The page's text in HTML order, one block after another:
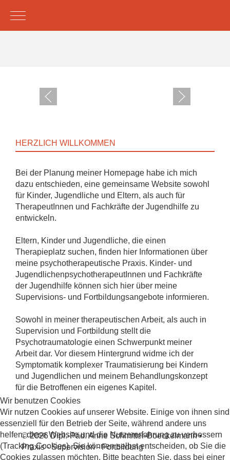
Mobile Menu Toggle
HERZLICH WILLKOMMEN
Bei der Planung meiner Homepage habe ich mich
dazu entschieden, eine gemeinsame Website sowohl
für Kinder, Jugendliche und Eltern, als auch für
TherapeutInnen und Fachkräfte der Jugendhilfe zu
entwickeln.
Eltern, Kinder und Jugendliche, die einen
Therapieplatz suchen, finden hier Informationen über
meine psychotherapeutische Praxis. Kinder- und
JugendlichenpsychotherapeutInnen und Fachkräfte
der Jugendhilfe können sich hier über meine
Supervisions- und Fortbildungsangebote informieren.
Sowohl in meiner therapeutischen Arbeit, als auch in
Supervision und Fortbildung stellt die
Psychotraumatologie einen Schwerpunkt meiner
Arbeit dar. Vor diesem Hintergrund widme ich der
Symptomatik komplexer Traumatisierung bei Kindern
und Jugendlichen und meinem Behandlungskonzept
für die Betroffenen ein eigenes Kapitel.
© 2026 Dipl.-Päd. Anne Schmitter-Boeckelmann •
Praxis - Supervision - Fortbildung
Wir benutzen Cookies
Wir nutzen Cookies auf unserer Website. Einige von ihnen sind
essenziell für den Betrieb der Seite, während andere uns
helfen, diese Website und die Nutzererfahrung zu verbessern
(Tracking Cookies). Sie können selbst entscheiden, ob Sie die
Cookies zulassen möchten. Bitte beachten Sie, dass bei einer